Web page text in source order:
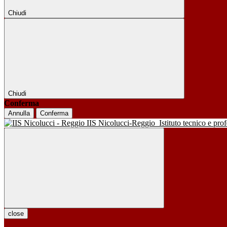
Chiudi
Chiudi
Conferma
Annulla Conferma
IIS Nicolucci-Reggio Istituto tecnico e
close